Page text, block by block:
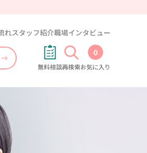
無料相談再検索
0
お気に入り
れスタッフ紹介職場インタビュー